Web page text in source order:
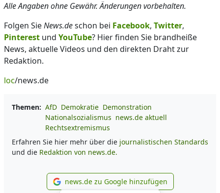
Alle Angaben ohne Gewähr. Änderungen vorbehalten.
Folgen SieNews.deschon bei Facebook, Twitter,
Pinterest und YouTube? Hier finden Sie brandheiße
News, aktuelle Videos und den direkten Draht zur
Redaktion.
loc/news.de
Themen: AfD Demokratie Demonstration
Nationalsozialismus news.de aktuell
Rechtsextremismus
Erfahren Sie hier mehr über die journalistischen Standards
und die Redaktion von news.de.
news.de zu Google
news.de zu Google hinzufügen